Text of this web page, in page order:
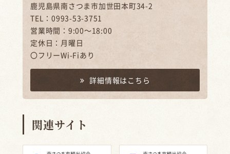
鹿児島県南さつま市加世田本町34-2
TEL：0993-53-3751
営業時間：9:00～18:00
定休日：月曜日
〇フリーWi-Fiあり
詳細情報はこちら
関連サイト